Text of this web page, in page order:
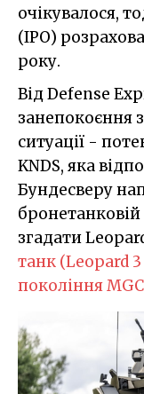
очікувалося,
(IPO)
року.
Від Defense
занепокоєння
ситуації -
KNDS, яка
Бундесверу
згадати
танк (Leopard
покоління